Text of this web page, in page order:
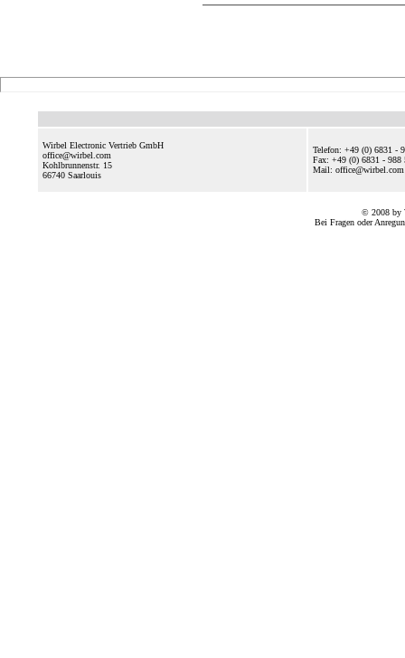
Wirbel Electronic Vertrieb GmbH
office@wirbel.com
Kohlbrunnenstr. 15
66740 Saarlouis
Telefon: +49 (0) 6831 -
Fax: +49 (0) 6831 - 988
Mail:
© 2008 by
Bei Fragen oder